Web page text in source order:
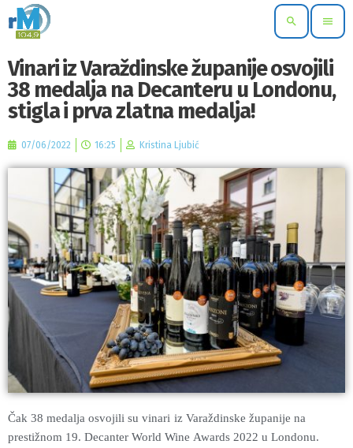
search menu
Vinari iz Varaždinske županije osvojili
38 medalja na Decanteru u Londonu,
stigla i prva zlatna medalja!
07/06/2022 16:25 Kristina Ljubić
Čak 38 medalja osvojili su vinari iz Varaždinske županije na
prestižnom 19. Decanter World Wine Awards 2022 u Londonu.